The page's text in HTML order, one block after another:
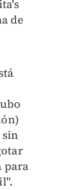
de
sin
para